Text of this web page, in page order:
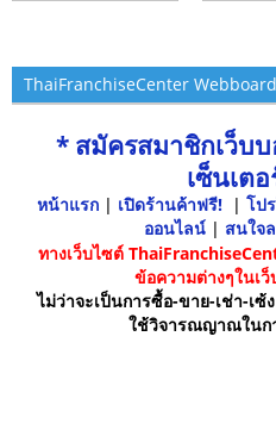
ThaiFranchiseCenter
* สมัครสมาชิกเว็บ
เซ็นเต
หน้าแรก | เปิดร้านค้าฟรี! | โป
ออนไลน์ | สนใจ
ทางเว็บไซต์
ข้อความต่างๆในเ
ไม่ว่าจะเป็นการซื้อ-ขาย-เช่า-เ
ใช้วิจารณญาณในก